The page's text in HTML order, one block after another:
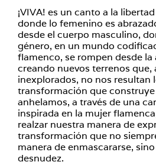
¡VIVA! es un canto a la
donde lo femenino es
desde el cuerpo masculino,
género, en un mundo
flamenco, se rompen desde la
creando nuevos terrenos que,
inexplorados, no nos resultan
transformación que
anhelamos, a través de una
inspirada en la mujer
realzar nuestra manera de
transformación que no
manera de enmascararse,
desnudez.